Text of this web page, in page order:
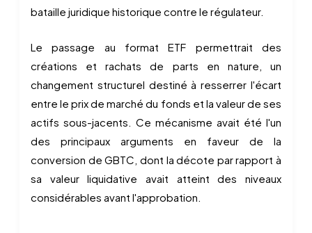
bataille juridique historique contre le régulateur.
Le passage au format ETF permettrait des
créations et rachats de parts en nature, un
changement structurel destiné à resserrer l'écart
entre le prix de marché du fonds et la valeur de ses
actifs sous-jacents. Ce mécanisme avait été l'un
des principaux arguments en faveur de la
conversion de GBTC, dont la décote par rapport à
sa valeur liquidative avait atteint des niveaux
considérables avant l'approbation.